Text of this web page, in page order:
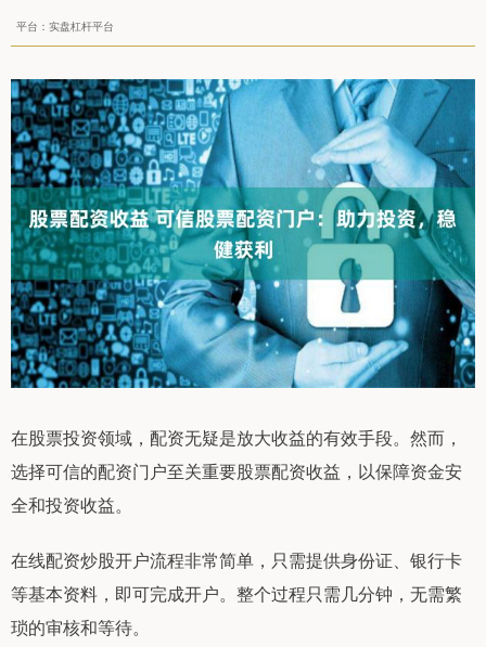
平台：实盘杠杆平台
在股票投资领域，配资无疑是放大收益的有效手段。然而，
选择可信的配资门户至关重要股票配资收益，以保障资金安
全和投资收益。
在线配资炒股开户流程非常简单，只需提供身份证、银行卡
等基本资料，即可完成开户。整个过程只需几分钟，无需繁
琐的审核和等待。